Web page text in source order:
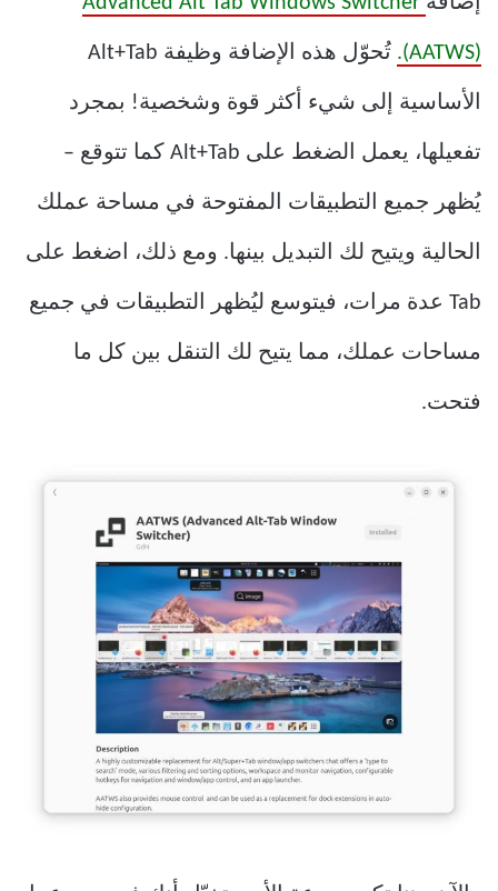
(AATWS). تُحوّل هذه الإضافة وظيفة Alt+Tab
الأساسية إلى شيء أكثر قوة وشخصية! بمجرد
تفعيلها، يعمل الضغط على Alt+Tab كما تتوقع –
يُظهر جميع التطبيقات المفتوحة في مساحة عملك
الحالية ويتيح لك التبديل بينها. ومع ذلك، اضغط على
Tab عدة مرات، فيتوسع ليُظهر التطبيقات في جميع
مساحات عملك، مما يتيح لك التنقل بين كل ما
فتحت.